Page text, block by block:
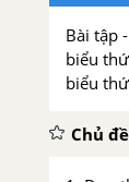
Bài tập
biểu
biểu
Chủ